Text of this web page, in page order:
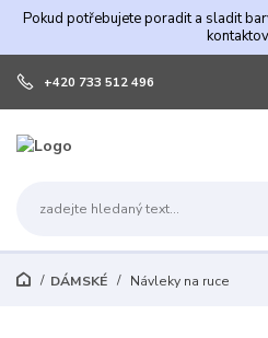
Pokud potřebujete poradit a sladit
+420 733 512 496
DÁMSKÉ Návleky na ruce